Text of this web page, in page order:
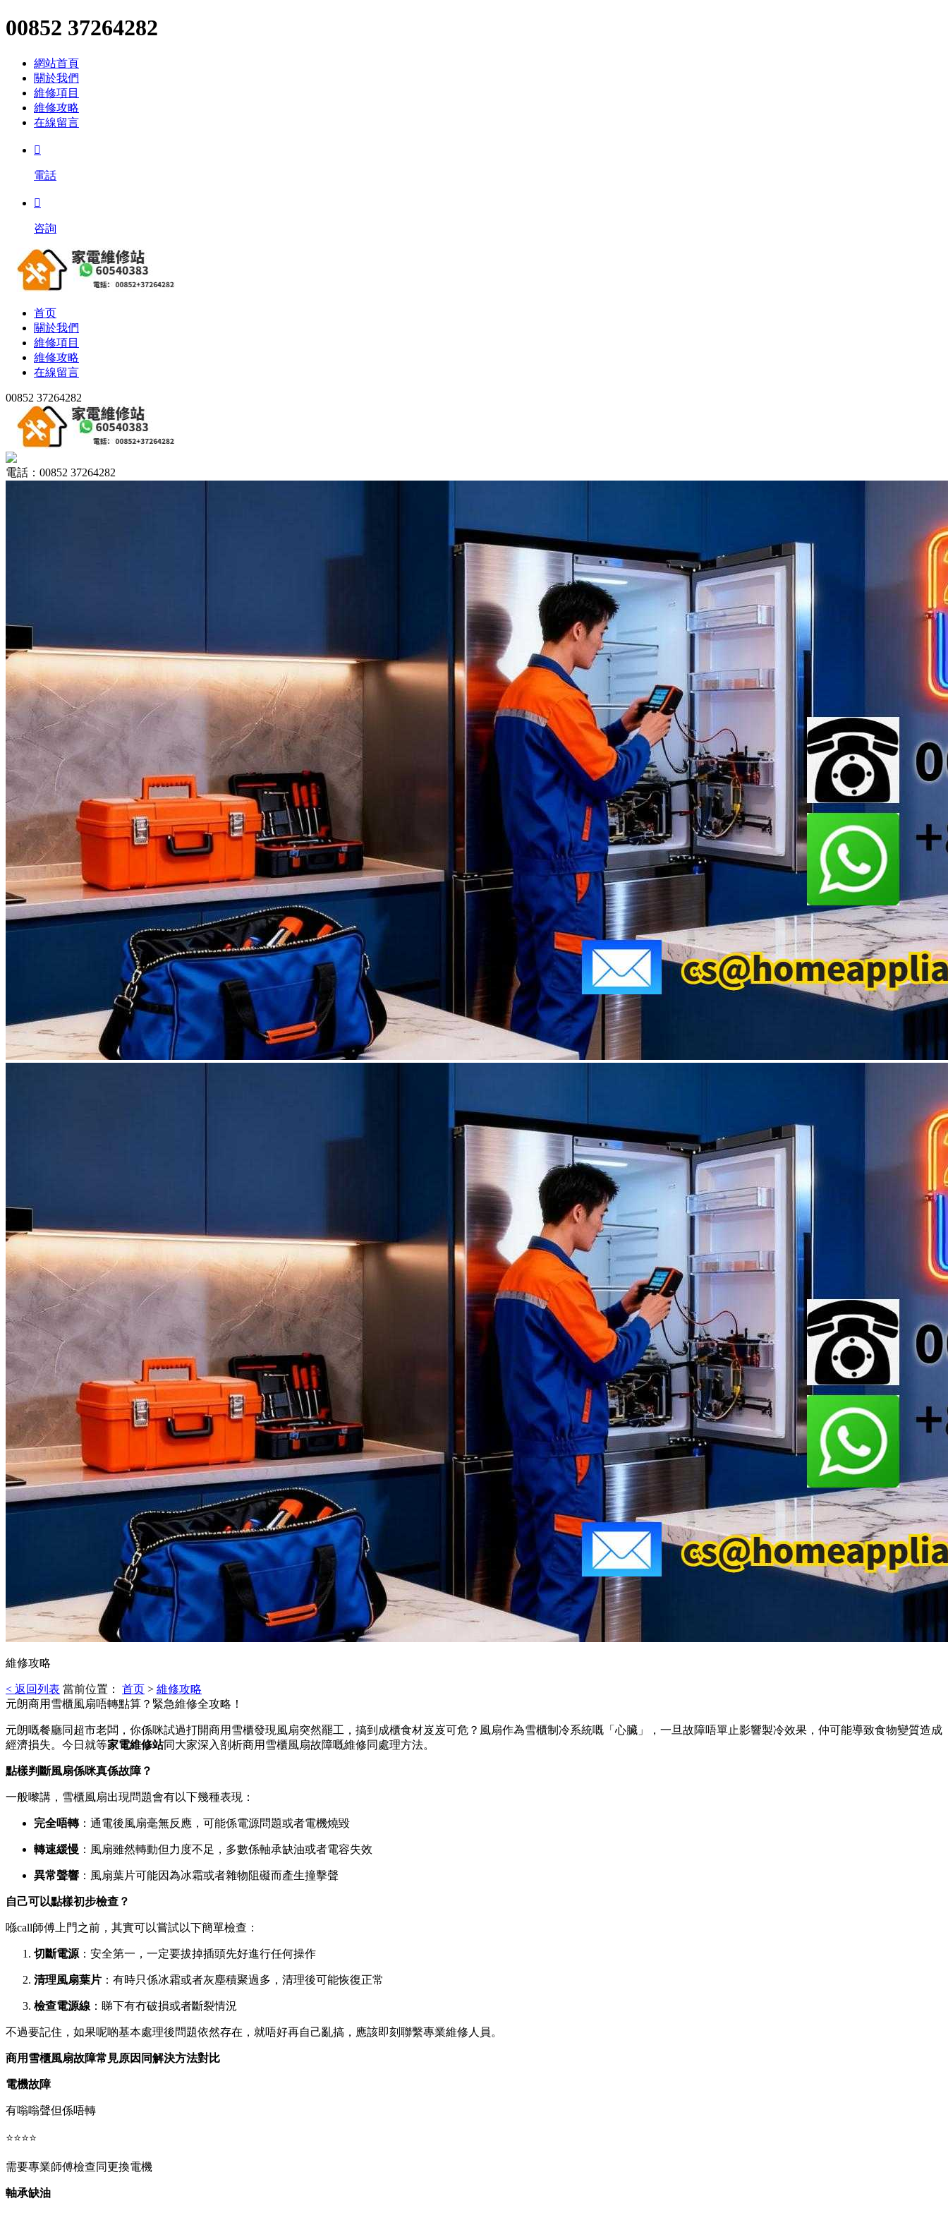
00852 37264282
網站首頁
關於我們
維修項目
維修攻略
在線留言

電話

咨詢
首页
關於我們
維修項目
維修攻略
在線留言
00852 37264282
電話：00852 37264282
維修攻略
< 返回列表 當前位置： 首页 > 維修攻略
元朗商用雪櫃風扇唔轉點算？緊急維修全攻略！
元朗嘅餐廳同超市老闆，你係咪試過打開商用雪櫃發現風扇突然罷工，搞到成櫃食材岌岌可危？風扇作為雪櫃制冷系統嘅「心臟」，一旦故障唔單止影響製冷效果，仲可能導致食物變質造成
經濟損失。今日就等家電維修站同大家深入剖析商用雪櫃風扇故障嘅維修同處理方法。
點樣判斷風扇係咪真係故障？
一般嚟講，雪櫃風扇出現問題會有以下幾種表現：
完全唔轉：通電後風扇毫無反應，可能係電源問題或者電機燒毀
轉速緩慢 ：風扇雖然轉動但力度不足，多數係軸承缺油或者電容失效
異常聲響 ：風扇葉片可能因為冰霜或者雜物阻礙而產生撞擊聲
自己可以點樣初步檢查？
喺call師傅上門之前，其實可以嘗試以下簡單檢查：
切斷電源 ：安全第一，一定要拔掉插頭先好進行任何操作
清理風扇葉片 ：有時只係冰霜或者灰塵積聚過多，清理後可能恢復正常
檢查電源線 ：睇下有冇破損或者斷裂情況
不過要記住，如果呢啲基本處理後問題依然存在，就唔好再自己亂搞，應該即刻聯繫專業維修人員。
商用雪櫃風扇故障常見原因同解決方法對比
電機故障
有嗡嗡聲但係唔轉
⭐⭐⭐⭐
需要專業師傅檢查同更換電機
軸承缺油